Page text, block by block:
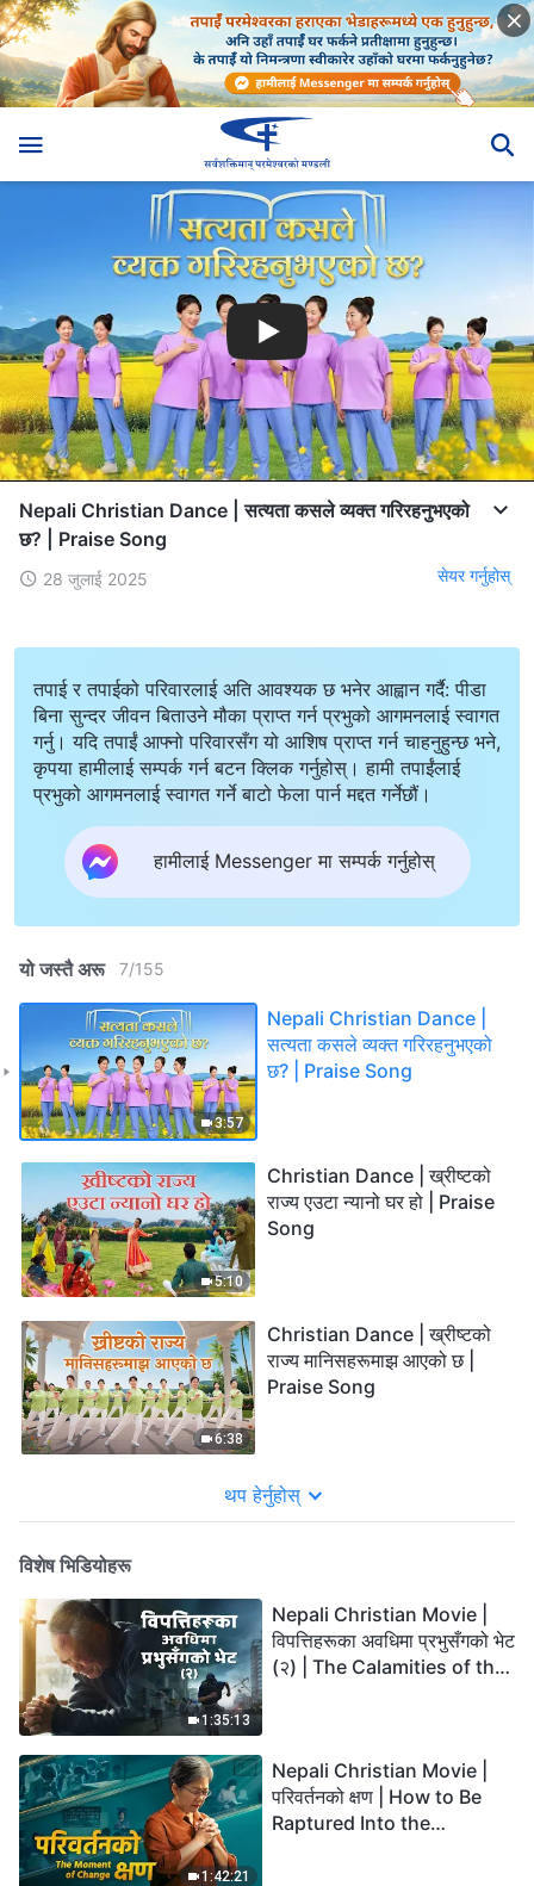
Nepali Christian Dance | सत्यता कसले व्यक्त गरिरहनुभएको
छ? | Praise Song
28 जुलाई 2025 सेयर गर्नुहोस्
तपाई र तपाईको परिवारलाई अति आवश्यक छ भनेर आह्वान गर्दै: पीडा
बिना सुन्दर जीवन बिताउने मौका प्राप्त गर्न प्रभुको आगमनलाई स्वागत
गर्नु। यदि तपाईं आफ्नो परिवारसँग यो आशिष प्राप्त गर्न चाहनुहुन्छ भने,
कृपया हामीलाई सम्पर्क गर्न बटन क्लिक गर्नुहोस्। हामी तपाईंलाई
प्रभुको आगमनलाई स्वागत गर्ने बाटो फेला पार्न मद्दत गर्नेछौं।
हामीलाई Messenger मा सम्पर्क गर्नुहोस्
यो जस्तै अरू 7/155
3:57
Nepali Christian Dance |
सत्यता कसले व्यक्त गरिरहनुभएको
छ? | Praise Song
5:10
Christian Dance | ख्रीष्टको
राज्य एउटा न्यानो घर हो | Praise
Song
6:38
Christian Dance | ख्रीष्टको
राज्य मानिसहरूमाझ आएको छ |
Praise Song
थप हेर्नुहोस्
विशेष भिडियोहरू
1:35:13
Nepali Christian Movie |
विपत्तिहरूका अवधिमा प्रभुसँगको भेट
(२) | The Calamities of the
1:42:21
Nepali Christian Movie |
परिवर्तनको क्षण | How to Be
Raptured Into the